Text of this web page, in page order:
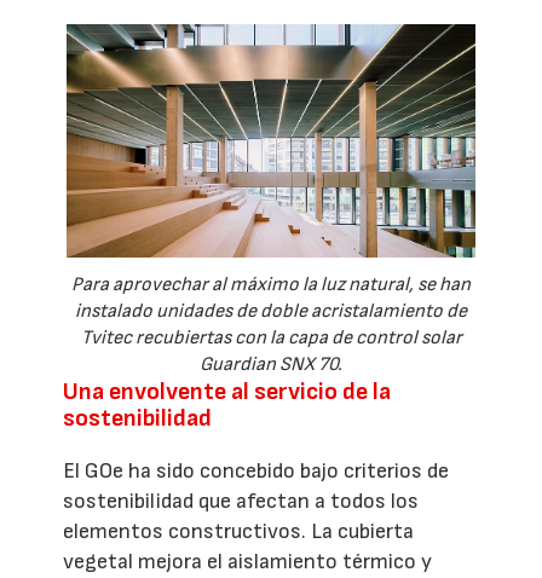
Para aprovechar al máximo la luz natural, se han
instalado unidades de doble acristalamiento de
Tvitec recubiertas con la capa de control solar
Guardian SNX 70.
Una envolvente al servicio de la
sostenibilidad
El GOe ha sido concebido bajo criterios de
sostenibilidad que afectan a todos los
elementos constructivos. La cubierta
vegetal mejora el aislamiento térmico y